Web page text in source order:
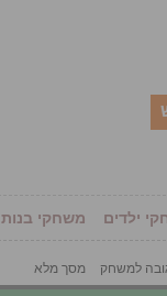
ילדים משחקי בנות
מסך מלא למשחק